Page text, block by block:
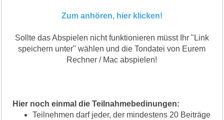
Zum anhören, hier klicken!
Sollte das Abspielen nicht funktionieren müsst Ihr "Link
speichern unter" wählen und die Tondatei von Eurem
Rechner / Mac abspielen!
Hier noch einmal die Teilnahmebedinungen:
Teilnehmen darf jeder, der mindestens 20 Beiträge